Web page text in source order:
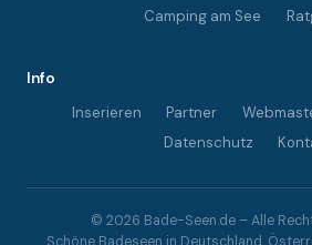
Camping am See
Info
Inserieren
Partner
Datenschutz
© 2026 Bade-Seen.de – Alle